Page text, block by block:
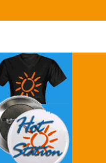
Grey's Anatomy